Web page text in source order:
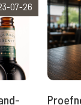
07-26